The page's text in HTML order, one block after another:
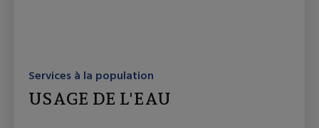
Services à la population
USAGE DE L'EAU